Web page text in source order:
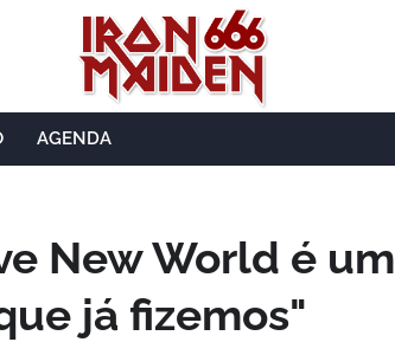
AGENDA
New World é um
já fizemos"